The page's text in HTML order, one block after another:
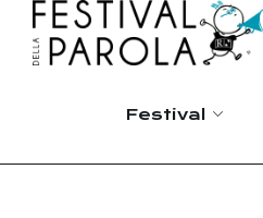
Festival